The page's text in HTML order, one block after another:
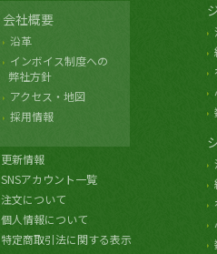
会社概要
沿革
インボイス制度への
弊社方針
アクセス・地図
採用情報
更新情報
SNSアカウント一覧
注文について
個人情報について
特定商取引法に関する表示